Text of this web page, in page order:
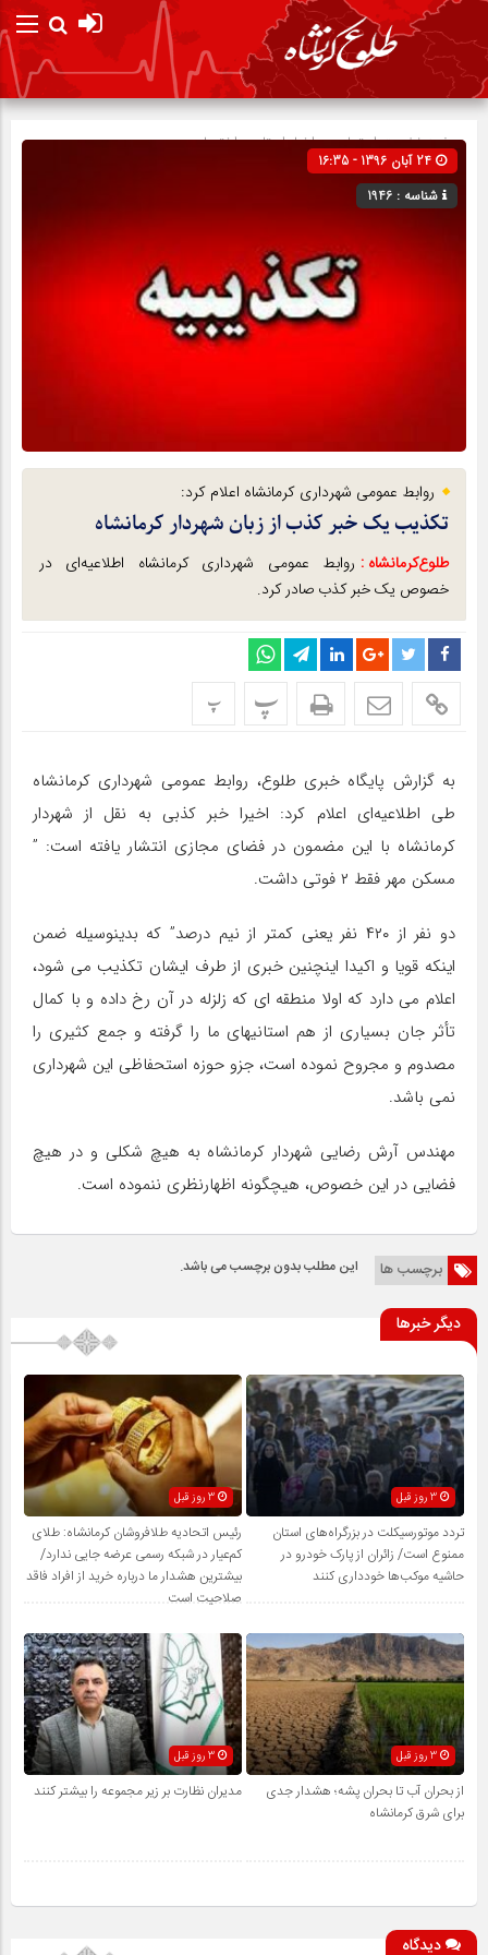
صفحه نخستاجتماعی»اخبار استان»اختصاصی
شناسه : 1946
روابط عمومی شهرداری کرمانشاه اعلام کرد:
تکذیب یک خبر کذب از زبان شهردار کرمانشاه
طلوع‌‌کرمانشاه : روابط عمومی شهرداری کرمانشاه اطلاعیه‌ای در
خصوص یک خبر کذب صادر کرد.
پ پ
به گزارش پایگاه خبری طلوع، روابط عمومی شهرداری کرمانشاه
طی اطلاعیه‌ای اعلام کرد: اخیرا خبر کذبی به نقل از شهردار
کرمانشاه با این مضمون در فضای مجازی انتشار یافته است: ”
مسکن مهر فقط ۲ فوتی داشت.
دو نفر از ۴۲۰ نفر یعنی کمتر از نیم درصد” که بدینوسیله ضمن
اینکه قویا و اکیدا اینچنین خبری از طرف ایشان تکذیب می شود،
اعلام می دارد که اولا منطقه ای که زلزله در آن رخ داده و با کمال
تأثر جان بسیاری از هم استانیهای ما را گرفته و جمع کثیری را
مصدوم و مجروح نموده است، جزو حوزه استحفاظی این شهرداری
نمی باشد.
مهندس آرش رضایی شهردار کرمانشاه به هیچ شکلی و در هیچ
فضایی در این خصوص، هیچگونه اظهارنظری ننموده است.
برچسب ها این مطلب بدون برچسب می باشد.
دیگر خبرها
3 روز قبل
تردد موتورسیکلت در بزرگراه‌های استان
ممنوع است/ زائران از پارک خودرو در
حاشیه موکب‌ها خودداری کنند
رئیس اتحادیه طلافروشان کرمانشاه: طلای
کم‌عیار در شبکه رسمی عرضه جایی ندارد/
بیشترین هشدار ما درباره خرید از افراد فاقد
صلاحیت است
3 روز قبل
از بحران آب تا بحران پشه؛ هشدار جدی
برای شرق کرمانشاه
مدیران نظارت بر زیر مجموعه را بیشتر کنند
دیدگاه